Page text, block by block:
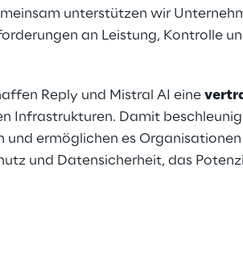
unterstützen wir
an Leistung, Kontrolle
Reply und Mistral AI eine
Infrastrukturen. Damit
und ermöglichen es
und Datensicherheit, das